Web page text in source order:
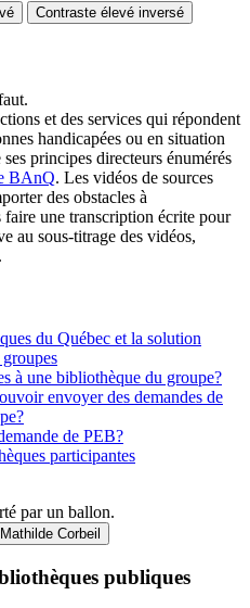
Contraste élevé inversé
et des services qui répondent
handicapées ou en situation
principes directeurs énumérés
BAnQ. Les vidéos de sources
des obstacles à
faire une transcription écrite pour
au sous-titrage des vidéos,
.
du Québec et la solution
à une bibliothèque du groupe?
envoyer des demandes de
de PEB?
participantes
Corbeil
publiques